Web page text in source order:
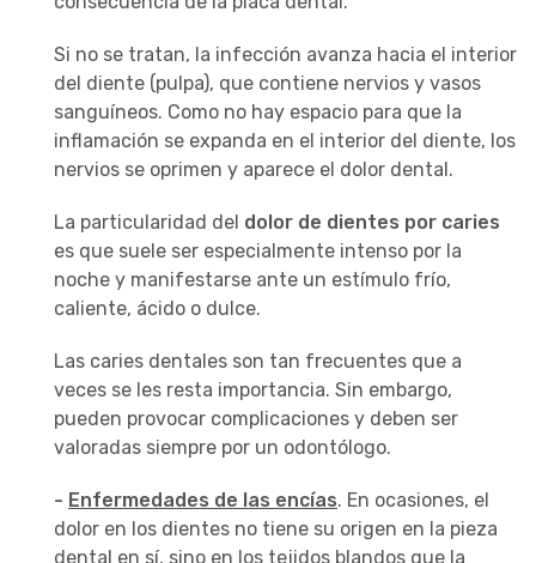
Si no se tratan, la infección avanza hacia el interior
del diente (pulpa), que contiene nervios y vasos
sanguíneos. Como no hay espacio para que la
inflamación se expanda en el interior del diente, los
nervios se oprimen y aparece el dolor dental.
La particularidad del dolor de dientes por caries
es que suele ser especialmente intenso por la
noche y manifestarse ante un estímulo frío,
caliente, ácido o dulce.
Las caries dentales son tan frecuentes que a
veces se les resta importancia. Sin embargo,
pueden provocar complicaciones y deben ser
valoradas siempre por un odontólogo.
- Enfermedades de las encías. En ocasiones, el
dolor en los dientes no tiene su origen en la pieza
dental en sí, sino en los tejidos blandos que la